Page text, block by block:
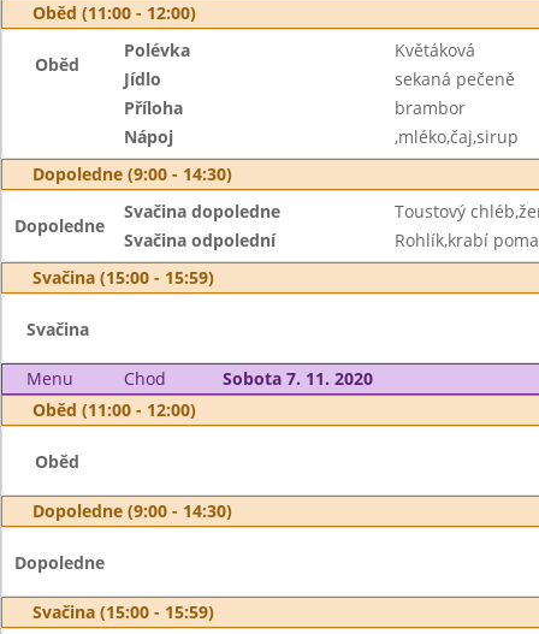
Oběd (11:00 - 12:00)
Oběd
Polévka
Květáková
Jídlo
sekaná pečeně
Příloha
brambor
Nápoj
,mléko,čaj,sirup
Dopoledne (9:00 - 14:30)
Dopoledne
Svačina dopoledne
Toustový
Svačina odpolední
Rohlík,krabí
Svačina (15:00 - 15:59)
Svačina
Menu Chod
Sobota 7. 11. 2020
Oběd (11:00 - 12:00)
Oběd
Dopoledne (9:00 - 14:30)
Dopoledne
Svačina (15:00 - 15:59)